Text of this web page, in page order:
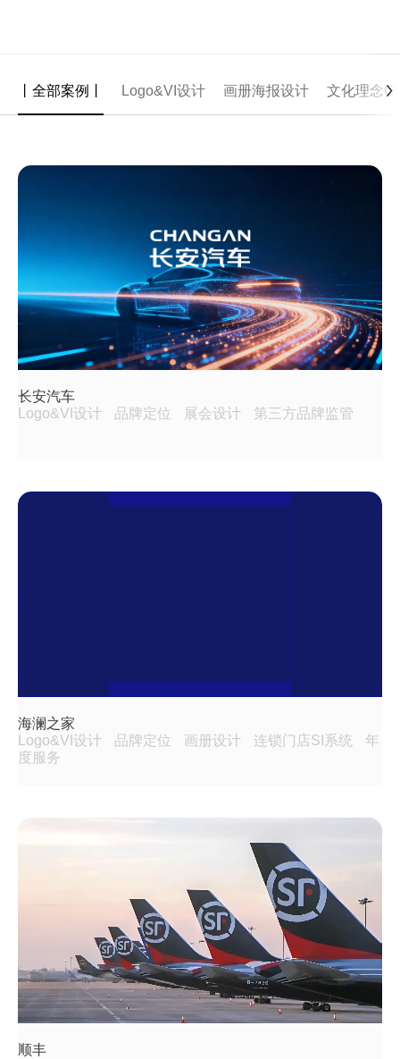
丨全部案例丨 Logo&VI设计 画册海报设计 文化理念CI
长安汽车
Logo&VI设计
品牌定位 展会设计 第三方品牌监管
海澜之家
Logo&VI设计
品牌定位 画册设计 连锁门店SI系统
年
度服务
顺丰